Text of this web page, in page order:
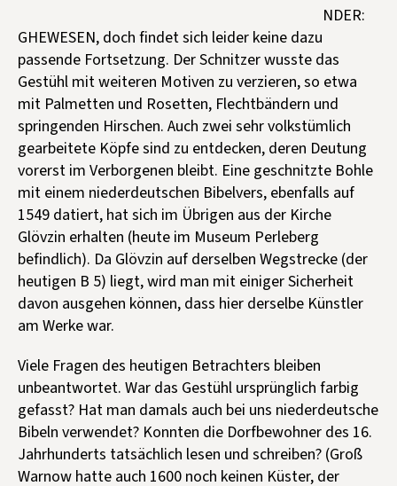
NDER:
GHEWESEN, doch findet sich leider keine dazu
passende Fortsetzung. Der Schnitzer wusste das
Gestühl mit weiteren Motiven zu verzieren, so etwa
mit Palmetten und Rosetten, Flechtbändern und
springenden Hirschen. Auch zwei sehr volkstümlich
gearbeitete Köpfe sind zu entdecken, deren Deutung
vorerst im Verborgenen bleibt. Eine geschnitzte Bohle
mit einem niederdeutschen Bibelvers, ebenfalls auf
1549 datiert, hat sich im Übrigen aus der Kirche
Glövzin erhalten (heute im Museum Perleberg
befindlich). Da Glövzin auf derselben Wegstrecke (der
heutigen B 5) liegt, wird man mit einiger Sicherheit
davon ausgehen können, dass hier derselbe Künstler
am Werke war.
Viele Fragen des heutigen Betrachters bleiben
unbeantwortet. War das Gestühl ursprünglich farbig
gefasst? Hat man damals auch bei uns niederdeutsche
Bibeln verwendet? Konnten die Dorfbewohner des 16.
Jahrhunderts tatsächlich lesen und schreiben? (Groß
Warnow hatte auch 1600 noch keinen Küster, der